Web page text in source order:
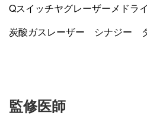
Qスイッチヤグレーザーメドラ
炭酸ガスレーザー
シナジー
監修医師